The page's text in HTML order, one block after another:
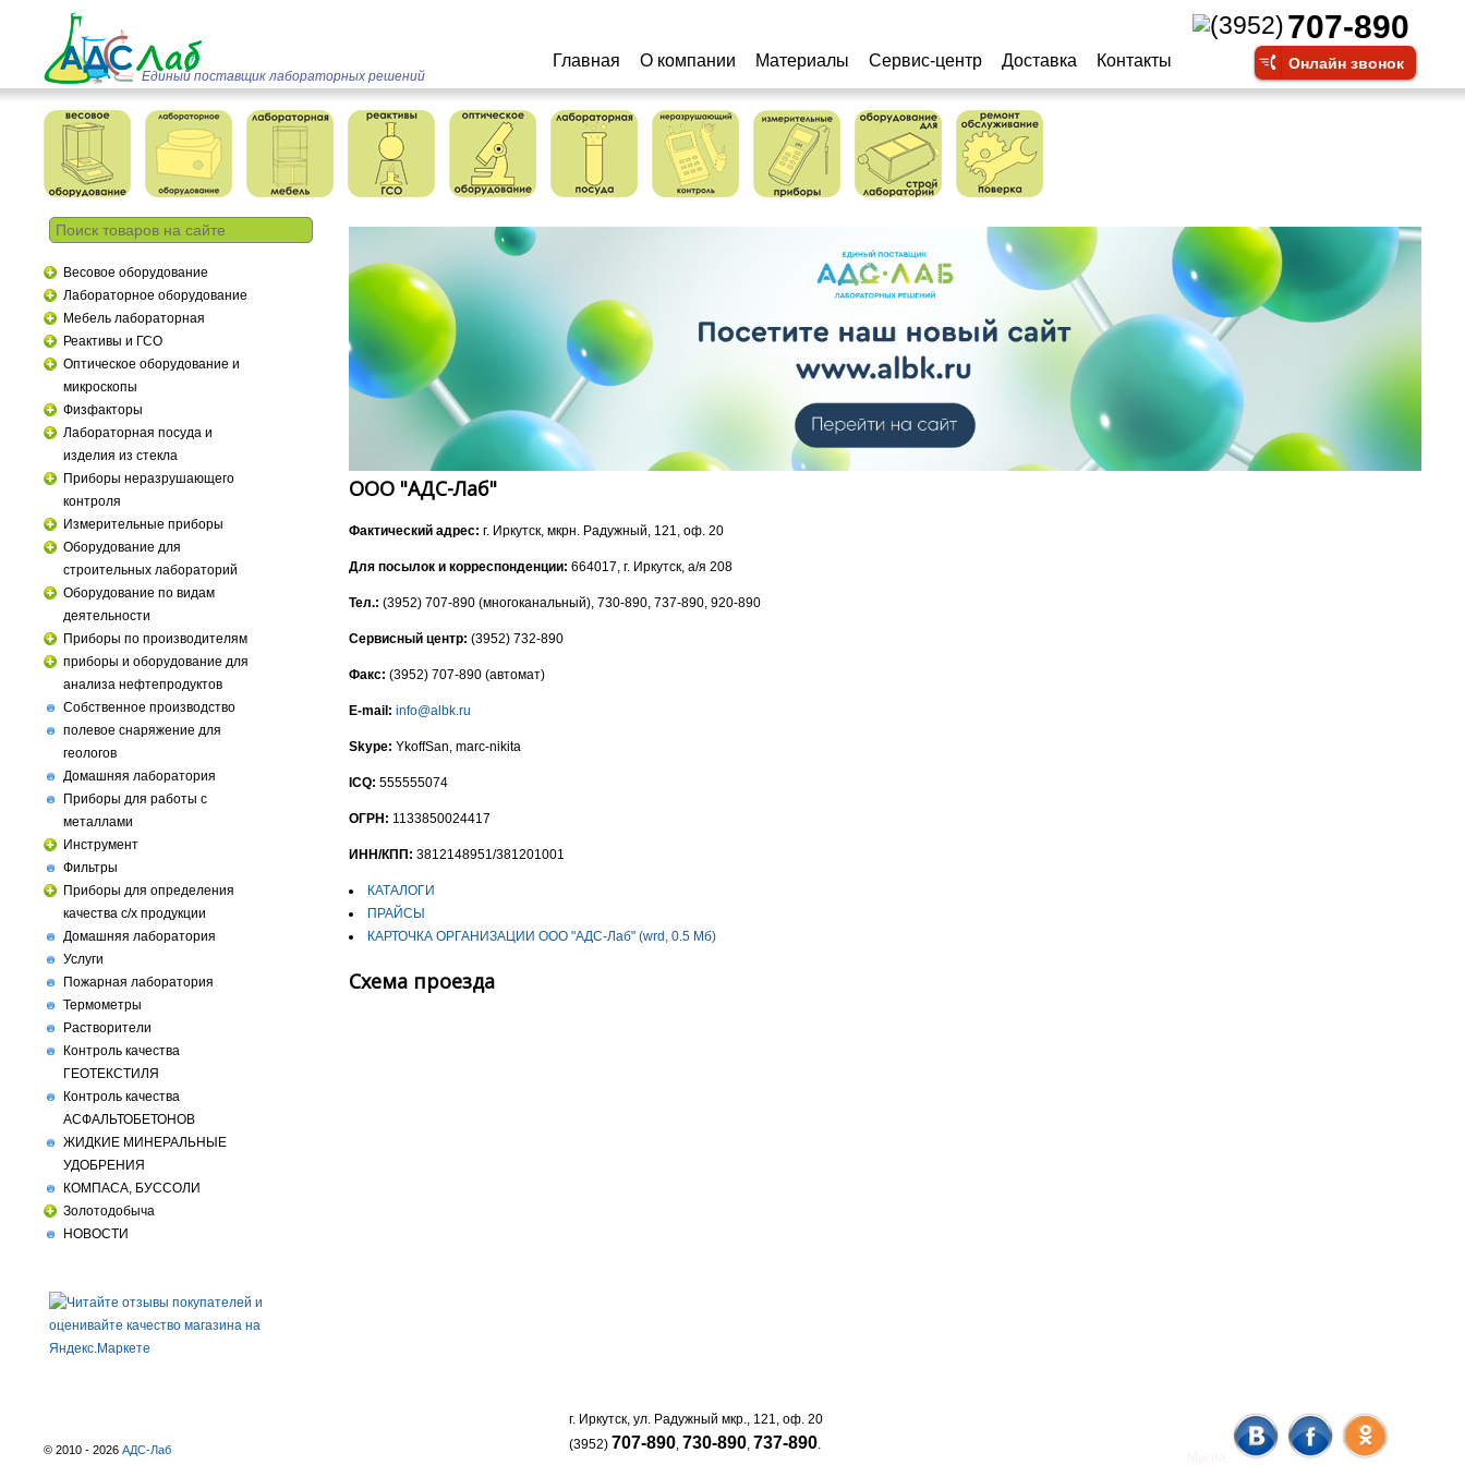
(3952)707-890
Онлайн звонок
Единый поставщик лабораторных решений
Главная О компании Материалы Сервис-центр Доставка Контакты
Весовое оборудование
Лабораторное оборудование
Мебель лабораторная
Реактивы и ГСО
Оптическое оборудование и
микроскопы
Физфакторы
Лабораторная посуда и
изделия из стекла
Приборы неразрушающего
контроля
Измерительные приборы
Оборудование для
строительных лабораторий
Оборудование по видам
деятельности
Приборы по производителям
приборы и оборудование для
анализа нефтепродуктов
Собственное производство
полевое снаряжение для
геологов
Домашняя лаборатория
Приборы для работы с
металлами
Инструмент
Фильтры
Приборы для определения
качества с/х продукции
Домашняя лаборатория
Услуги
Пожарная лаборатория
Термометры
Растворители
Контроль качества
ГЕОТЕКСТИЛЯ
Контроль качества
АСФАЛЬТОБЕТОНОВ
ЖИДКИЕ МИНЕРАЛЬНЫЕ
УДОБРЕНИЯ
КОМПАСА, БУССОЛИ
Золотодобыча
НОВОСТИ
ООО "АДС-Лаб"
Фактический адрес: г. Иркутск, мкрн. Радужный, 121, оф. 20
Для посылок и корреспонденции: 664017, г. Иркутск, а/я 208
Тел.: (3952) 707-890 (многоканальный), 730-890, 737-890, 920-890
Сервисный центр: (3952) 732-890
Факс: (3952) 707-890 (автомат)
E-mail: info@albk.ru
Skype: YkoffSan, marc-nikita
ICQ: 555555074
ОГРН: 1133850024417
ИНН/КПП: 3812148951/381201001
КАТАЛОГИ
ПРАЙСЫ
КАРТОЧКА ОРГАНИЗАЦИИ ООО "АДС-Лаб" (wrd, 0.5 Мб)
Схема проезда
© 2010 - 2026 АДС-Лаб
г. Иркутск, ул. Радужный мкр., 121, оф. 20
(3952) 707-890, 730-890, 737-890.